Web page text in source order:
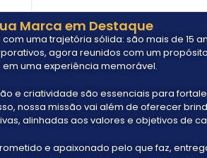
Marca em Destaque
uma trajetória sólida: são mais de 15
agora reunidos com um
uma experiência memorável.
e criatividade são essenciais para
nossa missão vai além de oferecer
alinhadas aos valores e objetivos de
e apaixonado pelo que faz,